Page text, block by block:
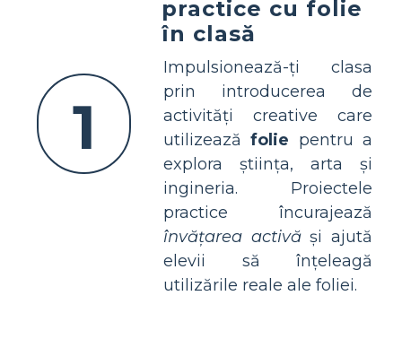
1
practice cu folie
în clasă
Impulsionează-ți clasa
prin introducerea de
activități creative care
utilizeazăfolie pentru a
explora știința, arta și
ingineria. Proiectele
practice încurajează
învățarea activăși ajută
elevii să înțeleagă
utilizările reale ale foliei.